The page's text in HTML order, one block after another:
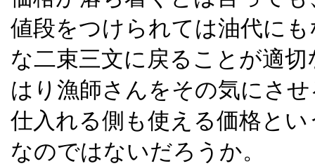
値段をつけられては油代に
な二束三文に戻ることが適
はり漁師さんをその気にさ
仕入れる側も使える価格と
なのではないだろうか。